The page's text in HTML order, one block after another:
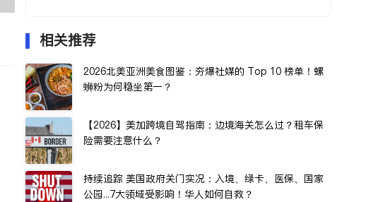
相关推荐
2026北美亚洲美食图鉴：夯爆社媒的 Top 10 榜单！螺
蛳粉为何稳坐第一？
【2026】美加跨境自驾指南：边境海关怎么过？租车保
险需要注意什么？
持续追踪 美国政府关门实况：入境、绿卡、医保、国家
公园...7大领域受影响！华人如何自救？